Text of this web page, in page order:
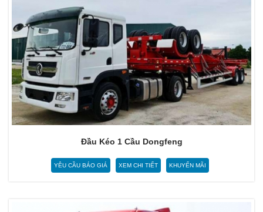
Đầu Kéo 1 Cầu Dongfeng
YÊU CẦU BÁO GIÁ XEM CHI TIẾT KHUYẾN MÃI